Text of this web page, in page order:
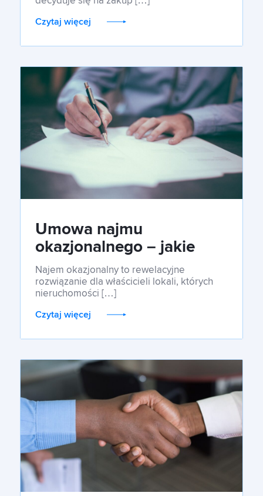
Czytaj więcej
Umowa najmu
okazjonalnego – jakie
korzyści ze sobą niesie?
Najem okazjonalny to rewelacyjne
rozwiązanie dla właścicieli lokali, których
nieruchomości […]
Czytaj więcej